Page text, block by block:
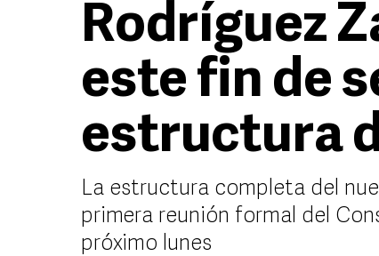
Rodríguez
este fin de
estructura
La estructura completa del
primera reunión formal del
próximo lunes